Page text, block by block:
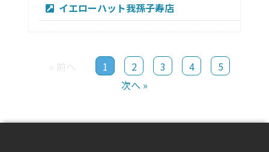
イエローハット我孫子寿店
« 前へ 1 2 3 4
5
次へ »